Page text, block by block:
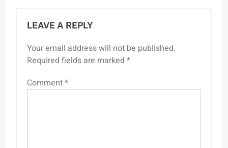
LEAVE A REPLY
Your email address will not be published.
Required fields are marked *
Comment*